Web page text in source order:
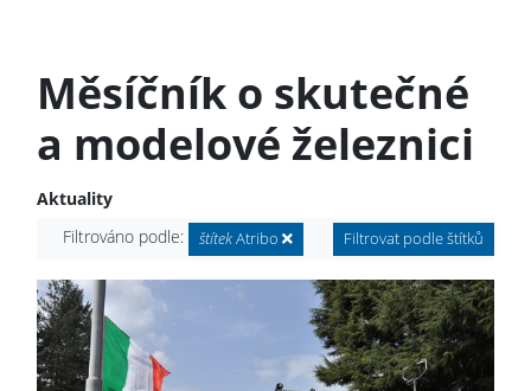
Měsíčník o skutečné
a modelové železnici
Aktuality
Filtrováno podle:
štítekAtribo Filtrovat podle štítků